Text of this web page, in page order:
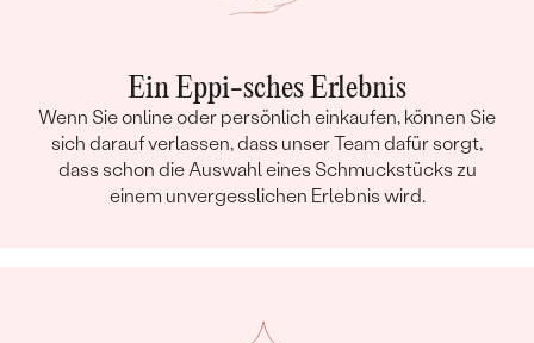
Ein Eppi-sches Erlebnis
Wenn Sie online oder persönlich einkaufen, können Sie
sich darauf verlassen, dass unser Team dafür sorgt,
dass schon die Auswahl eines Schmuckstücks zu
einem unvergesslichen Erlebnis wird.